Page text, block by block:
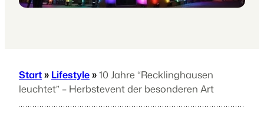
Start» Lifestyle»10 Jahre “Recklinghausen
leuchtet” – Herbstevent der besonderen Art